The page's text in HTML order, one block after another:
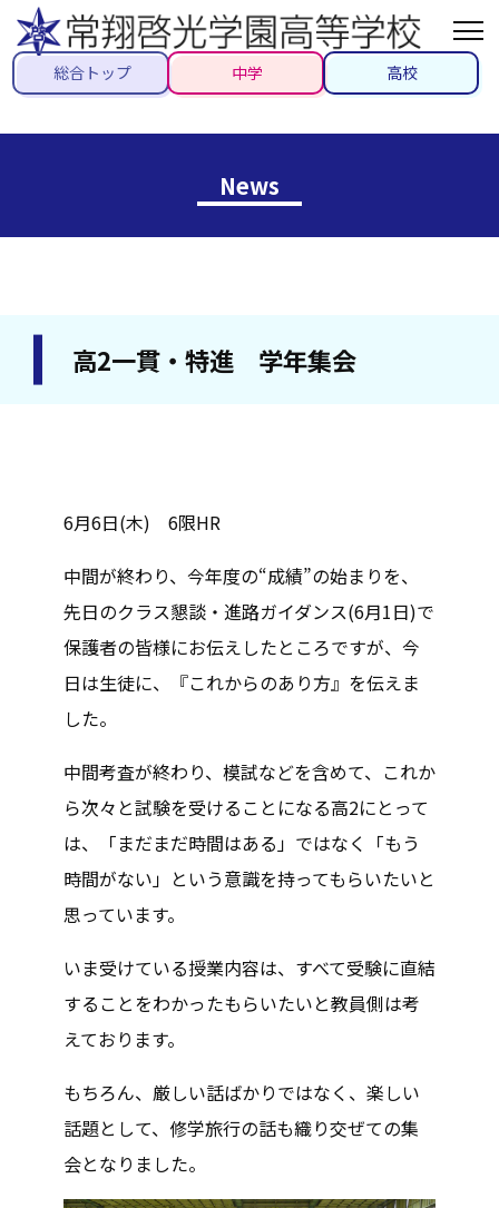
総合トップ 中学 高校
News
高2一貫・特進 学年集会
6月6日(木) 6限HR
中間が終わり、今年度の“成績”の始まりを、
先日のクラス懇談・進路ガイダンス(6月1日)で
保護者の皆様にお伝えしたところですが、今
日は生徒に、『これからのあり方』を伝えま
した。
中間考査が終わり、模試などを含めて、これか
ら次々と試験を受けることになる高2にとって
は、「まだまだ時間はある」ではなく「もう
時間がない」という意識を持ってもらいたいと
思っています。
いま受けている授業内容は、すべて受験に直結
することをわかったもらいたいと教員側は考
えております。
もちろん、厳しい話ばかりではなく、楽しい
話題として、修学旅行の話も織り交ぜての集
会となりました。